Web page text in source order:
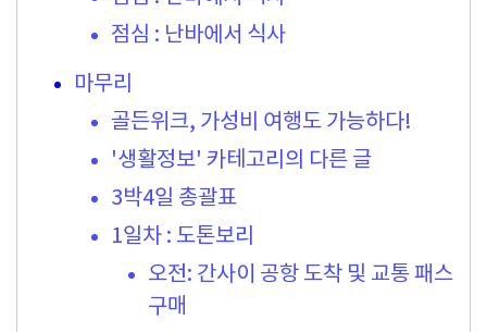
점심 : 난바에서 식사
마무리
골든위크, 가성비 여행도 가능하다!
'생활정보' 카테고리의 다른 글
3박4일 총괄표
1일차 : 도톤보리
오전: 간사이 공항 도착 및 교통 패스
구매